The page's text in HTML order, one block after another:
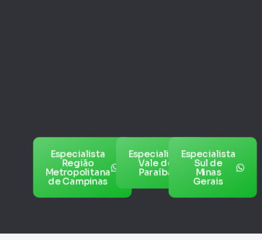
Especialista
Região
Metropolitana
de Campinas
Especialista
Vale do
Paraíba
Especialista
Sul de
Minas
Gerais